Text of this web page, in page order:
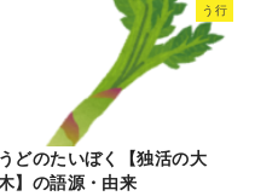
う行
うどのたいぼく【独活の大
】の語源・由来